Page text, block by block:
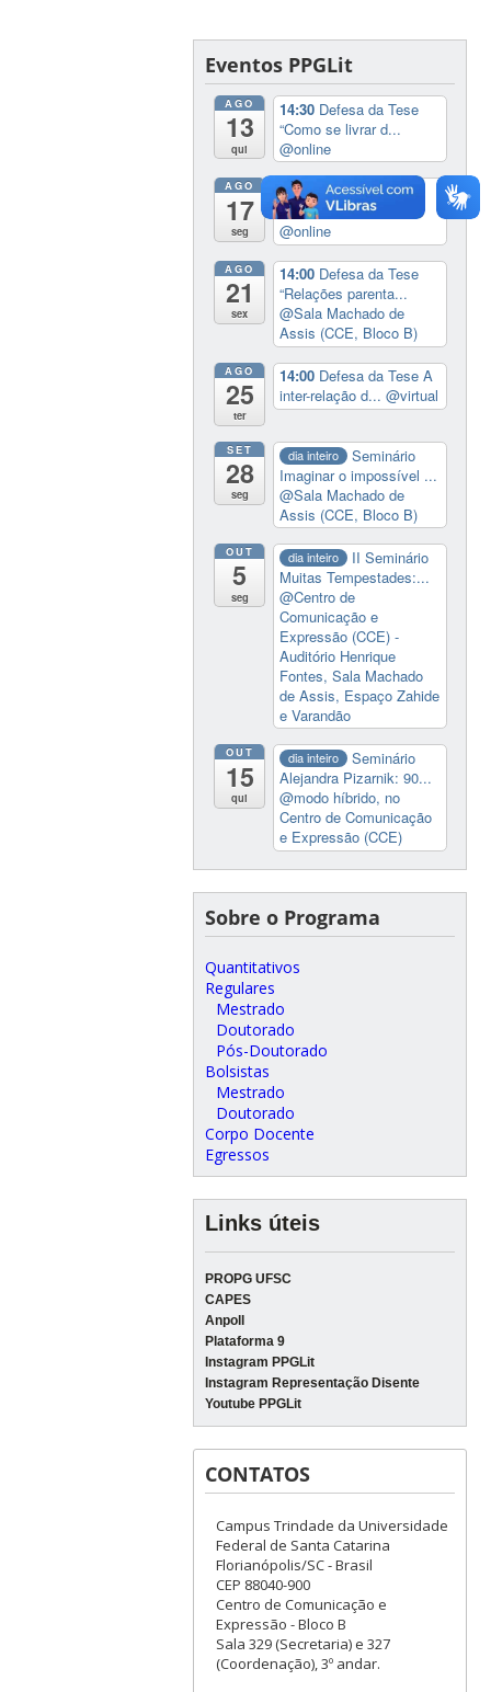
Eventos PPGLit
AGO
13
qui
14:30 Defesa da Tese
“Como se livrar d...
@online
AGO
17
seg
09:30 Defesa da Tese
“Talvez o feminin...
@online
AGO
21
sex
14:00 Defesa da Tese
“Relações parenta...
@Sala Machado de
Assis (CCE, Bloco B)
AGO
25
ter
14:00 Defesa da Tese A
inter-relação d...@virtual
SET
28
seg
dia inteiro
Seminário
Imaginar o impossível ...
@Sala Machado de
Assis (CCE, Bloco B)
OUT
5
seg
dia inteiro
II Seminário
Muitas Tempestades:...
@Centro de
Comunicação e
Expressão (CCE) -
Auditório Henrique
Fontes, Sala Machado
de Assis, Espaço Zahide
e Varandão
OUT
15
qui
dia inteiro
Seminário
Alejandra Pizarnik: 90...
@modo híbrido, no
Centro de Comunicação
e Expressão (CCE)
Sobre o Programa
Quantitativos
Regulares
Mestrado
Doutorado
Pós-Doutorado
Bolsistas
Mestrado
Doutorado
Corpo Docente
Egressos
Links úteis
PROPG UFSC
CAPES
Anpoll
Plataforma 9
Instagram PPGLit
Instagram Representação Disente
Youtube PPGLit
CONTATOS
Campus Trindade da Universidade
Federal de Santa Catarina
Florianópolis/SC - Brasil
CEP 88040-900
Centro de Comunicação e
Expressão - Bloco B
Sala 329 (Secretaria) e 327
(Coordenação), 3º andar.